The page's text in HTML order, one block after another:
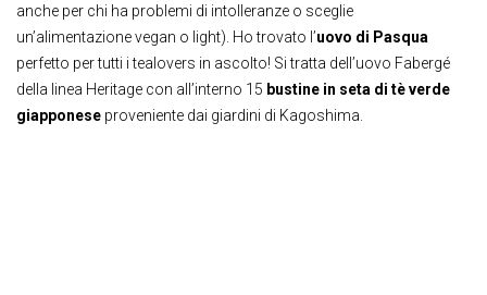
anche per chi ha problemi di intolleranze o sceglie
un’alimentazione vegan o light). Ho trovato l’uovo di Pasqua
perfetto per tutti i tealovers in ascolto! Si tratta dell’uovo Fabergé
della linea Heritage con all’interno 15 bustine in seta di tè verde
giapponese proveniente dai giardini di Kagoshima.